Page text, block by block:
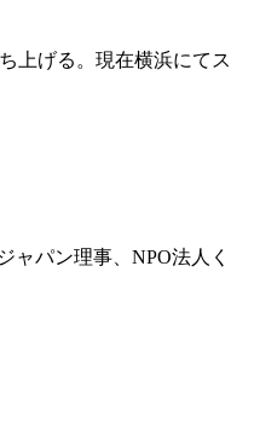
上げる。現在横浜にてス
ャパン理事、NPO法人く